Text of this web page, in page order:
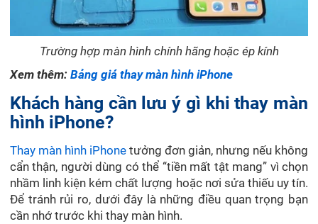
Trường hợp màn hình chính hãng hoặc ép kính
Xem thêm: Bảng giá thay màn hình iPhone
Khách hàng cần lưu ý gì khi thay màn
hình iPhone?
Thay màn hình iPhone tưởng đơn giản, nhưng nếu không
cẩn thận, người dùng có thể “tiền mất tật mang” vì chọn
nhầm linh kiện kém chất lượng hoặc nơi sửa thiếu uy tín.
Để tránh rủi ro, dưới đây là những điều quan trọng bạn
cần nhớ trước khi thay màn hình.